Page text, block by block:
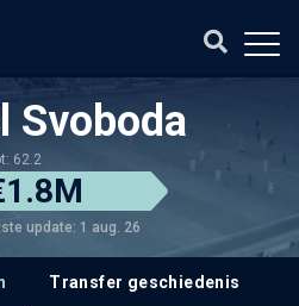
Svoboda
62.2
update: 1 aug. 26
Transfer geschiedenis